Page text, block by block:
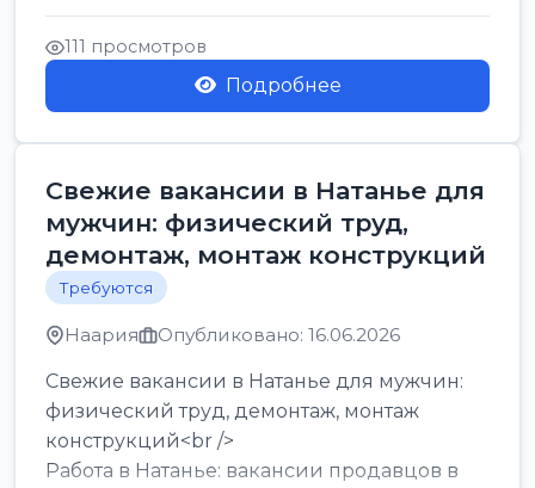
мужчин и женщин от хозя...
111 просмотров
Подробнее
Свежие вакансии в Натанье для
мужчин: физический труд,
демонтаж, монтаж конструкций
Требуются
Наария Опубликовано: 16.06.2026
Свежие вакансии в Натанье для мужчин:
физический труд, демонтаж, монтаж
конструкций<br />
Работа в Натанье: вакансии продавцов в